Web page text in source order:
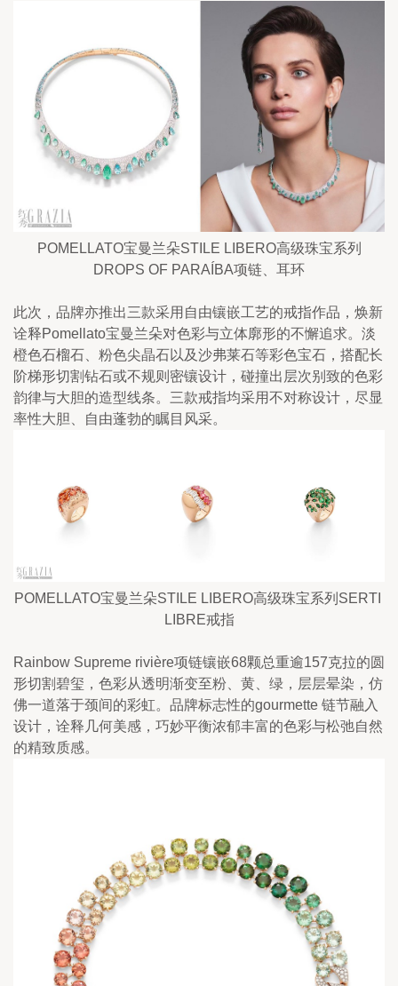
POMELLATO宝曼兰朵STILE LIBERO高级珠宝系列
DROPS OF PARAÍBA项链、耳环
此次，品牌亦推出三款采用自由镶嵌工艺的戒指作品，焕新
诠释Pomellato宝曼兰朵对色彩与立体廓形的不懈追求。淡
橙色石榴石、粉色尖晶石以及沙弗莱石等彩色宝石，搭配长
阶梯形切割钻石或不规则密镶设计，碰撞出层次别致的色彩
韵律与大胆的造型线条。三款戒指均采用不对称设计，尽显
率性大胆、自由蓬勃的瞩目风采。
POMELLATO宝曼兰朵STILE LIBERO高级珠宝系列SERTI
LIBRE戒指
Rainbow Supreme rivière项链镶嵌68颗总重逾157克拉的圆
形切割碧玺，色彩从透明渐变至粉、黄、绿，层层晕染，仿
佛一道落于颈间的彩虹。品牌标志性的gourmette 链节融入
设计，诠释几何美感，巧妙平衡浓郁丰富的色彩与松弛自然
的精致质感。